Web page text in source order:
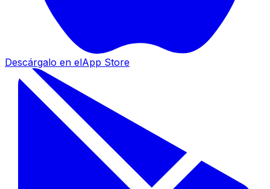
Descárgalo en elApp Store